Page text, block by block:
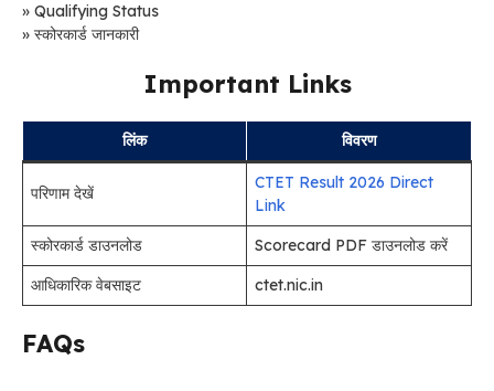
» Qualifying Status
» स्कोरकार्ड जानकारी
Important Links
लिंक विवरण
परिणाम देखें
CTET Result 2026 Direct
Link
स्कोरकार्ड डाउनलोड
Scorecard PDF डाउनलोड करें
आधिकारिक वेबसाइट
ctet.nic.in
FAQs